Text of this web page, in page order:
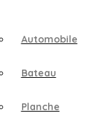
Automobile
Bateau
Planche